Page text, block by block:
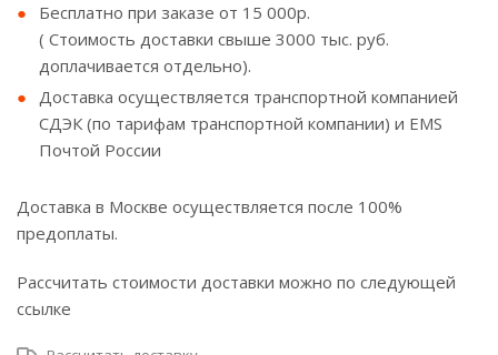
Бесплатно при заказе от 15 000р.
( Стоимость доставки свыше 3000 тыс. руб.
доплачивается отдельно).
Доставка осуществляется транспортной компанией
СДЭК (по тарифам транспортной компании) и EMS
Почтой России
Доставка в Москве осуществляется после 100%
предоплаты.
Рассчитать стоимости доставки можно по следующей
ссылке